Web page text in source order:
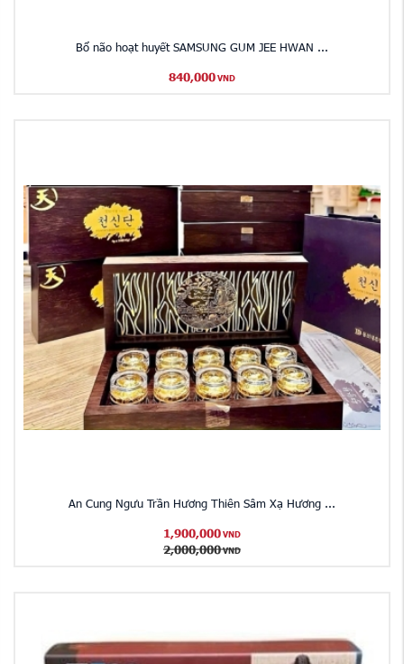
Bổ não hoạt huyết SAMSUNG GUM JEE HWAN ...
840,000 VND
An Cung Ngưu Trần Hương Thiên Sâm Xạ Hương ...
1,900,000 VND
2,000,000 VND